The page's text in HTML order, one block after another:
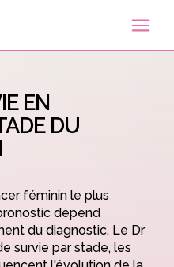
EN
DU
féminin le plus
dépend
du diagnostic. Le Dr
survie par stade, les